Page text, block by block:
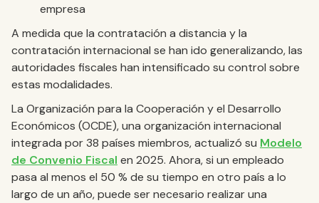
empresa
A medida que la contratación a distancia y la
contratación internacional se han ido generalizando, las
autoridades fiscales han intensificado su control sobre
estas modalidades.
La Organización para la Cooperación y el Desarrollo
Económicos (OCDE), una organización internacional
integrada por 38 países miembros, actualizó su Modelo
de Convenio Fiscal en 2025. Ahora, si un empleado
pasa al menos el 50 % de su tiempo en otro país a lo
largo de un año, puede ser necesario realizar una